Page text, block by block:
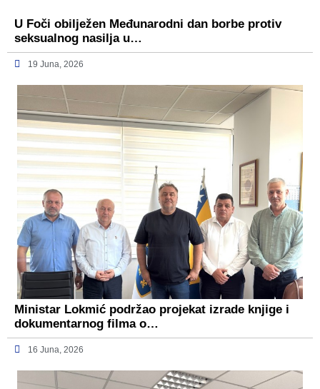
U Foči obilježen Međunarodni dan borbe protiv
seksualnog nasilja u…
19 Juna, 2026
Ministar Lokmić podržao projekat izrade knjige i
dokumentarnog filma o…
16 Juna, 2026